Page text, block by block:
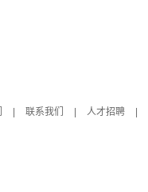
联系我们 人才招聘